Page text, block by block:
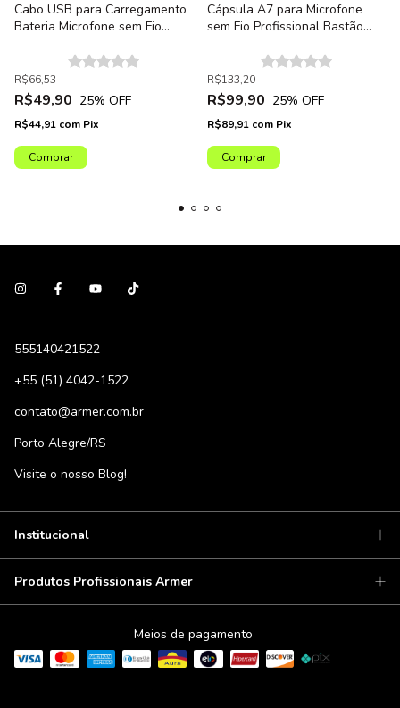
Cabo USB para Carregamento
Bateria Microfone sem Fio
R$49,90
R$66,53
25% OFF
R$44,91 com Pix
Cápsula A7 para Microfone
sem Fio Profissional Bastão
R$99,90
R$133,20
25% OFF
R$89,91 com Pix
555140421522
+55 (51) 4042-1522
contato@armer.com.br
Porto Alegre/RS
Visite o nosso Blog!
Institucional
Produtos Profissionais Armer
Meios de pagamento